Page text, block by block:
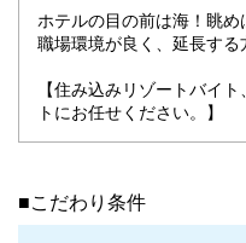
ホテルの目の前は海！眺め
職場環境が良く、延長する
【住み込みリゾートバイ
トにお任せください。】
■こだわり条件